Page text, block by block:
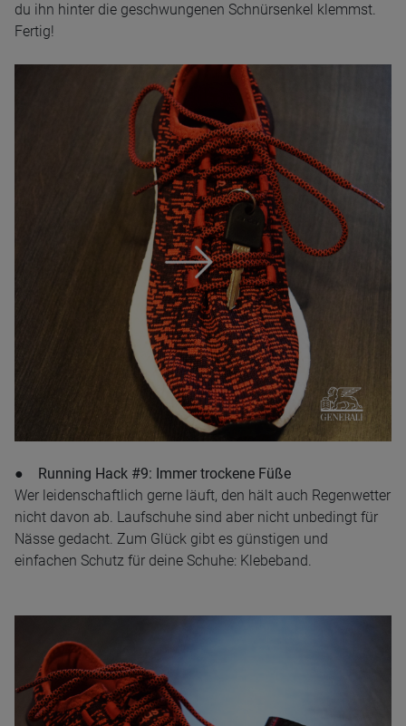
du ihn hinter die geschwungenen Schnürsenkel klemmst.
Fertig!
● Running Hack #9: Immer trockene Füße
Wer leidenschaftlich gerne läuft, den hält auch Regenwetter
nicht davon ab. Laufschuhe sind aber nicht unbedingt für
Nässe gedacht. Zum Glück gibt es günstigen und
einfachen Schutz für deine Schuhe: Klebeband.